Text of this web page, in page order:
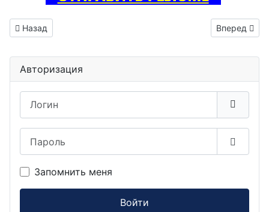
Предыдущий: Тестировщик ПО вакансия Ханты-Мансийск
Назад Следующий:
Вперед
Авторизация
Запомнить меня
Войти